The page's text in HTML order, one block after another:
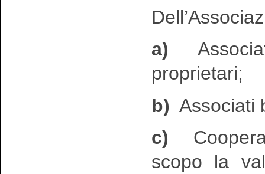
a)
proprietari;
b) Associati
c)
scopo la